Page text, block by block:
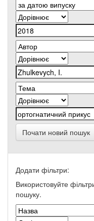
Почати новий пошук
Додати фільтри:
Використовуйте
пошуку.